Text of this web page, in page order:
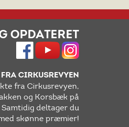
OPDATERET
CIRKUSREVYEN
fra Cirkusrevyen,
og Korsbæk på
deltager du
skønne præmier!